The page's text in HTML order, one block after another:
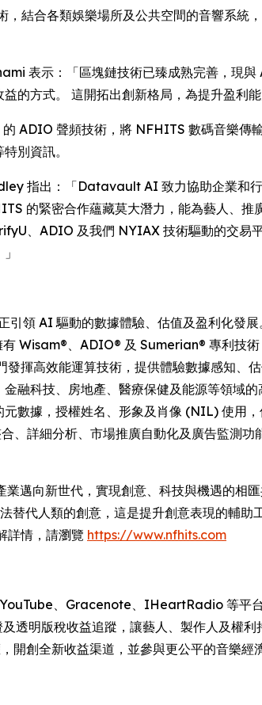
結合各類娛樂場所及公共空間的音響系統
表示：「區塊鏈技術已臻成熟完善，現
的方式。 這開拓出創新格局，為提升盈利
ADIO 聲頻技術，將 NFHITS 數碼音樂傳
別資訊。
指出：「Datavault AI 致力協助企業和行
的緊密合作蘊藏莫大潛力，能為藝人、
、ADIO 及我們 NYIAX 技術驅動的交
。」
領 AI 驅動的數據體驗、估值及盈利化發展
Wisam®、ADIO® 及 Sumerian® 專利技
發揮高效能運算技術，提供體驗數據感知
金融科技、房地產、醫療保健及能源等領
元數據，授權姓名、形象及肖像 (NIL) 使
、詳細分析、市場推廣自動化及廣告監測
邁向新世代，實現創意、科技與機遇的相
替代人類的創意，這是提升創意表現的輔
詳情，請瀏覽 https://www.nfhits.com
、Gracenote、IHeartRadio 等平台
透明版稅收益追蹤，讓藝人、製作人及權
開創全新收益渠道，並參與更公平的音樂經